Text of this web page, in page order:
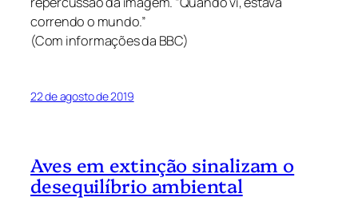
correndo o mundo.”
(Com informações da BBC)
22 de agosto de 2019
Aves em extinção sinalizam o
desequilíbrio ambiental